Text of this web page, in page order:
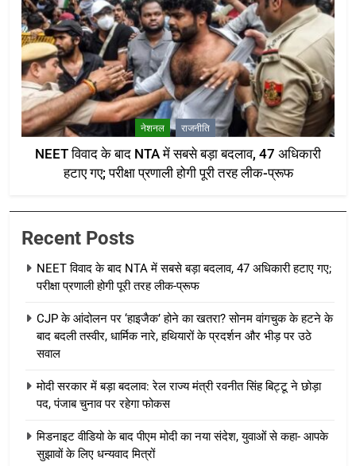
नेशनल राजनीति
NEET विवाद के बाद NTA में सबसे बड़ा बदलाव, 47 अधिकारी
हटाए गए; परीक्षा प्रणाली होगी पूरी तरह लीक-प्रूफ
Recent Posts
NEET विवाद के बाद NTA में सबसे बड़ा बदलाव, 47 अधिकारी हटाए गए;
परीक्षा प्रणाली होगी पूरी तरह लीक-प्रूफ
CJP के आंदोलन पर ‘हाइजैक’ होने का खतरा? सोनम वांगचुक के हटने के
बाद बदली तस्वीर, धार्मिक नारे, हथियारों के प्रदर्शन और भीड़ पर उठे
सवाल
मोदी सरकार में बड़ा बदलाव: रेल राज्य मंत्री रवनीत सिंह बिट्टू ने छोड़ा
पद, पंजाब चुनाव पर रहेगा फोकस
मिडनाइट वीडियो के बाद पीएम मोदी का नया संदेश, युवाओं से कहा- आपके
सुझावों के लिए धन्यवाद मित्रों